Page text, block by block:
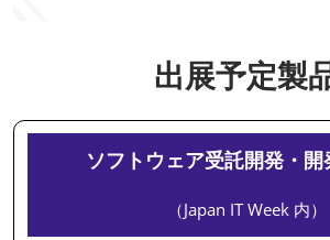
出展予定製
ソフトウェア受託開発・開
（Japan IT Week 内）